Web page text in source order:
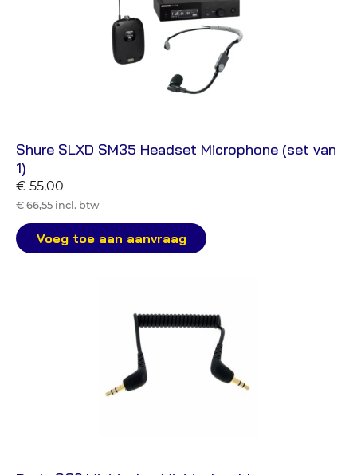
Shure SLXD SM35 Headset Microphone (set van
1)
€ 55,00
€ 66,55 incl. btw
Voeg toe aan aanvraag